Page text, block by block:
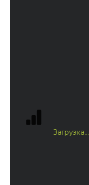
Загрузка...